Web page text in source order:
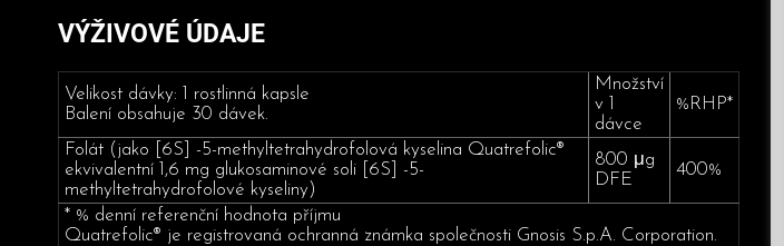
VÝŽIVOVÉ ÚDAJE
Velikost dávky: 1 rostlinná kapsle
Balení obsahuje 30 dávek.
Množství
v 1
dávce
%RHP*
Folát (jako [6S] -5-methyltetrahydrofolová kyselina Quatrefolic®
ekvivalentní 1,6 mg glukosaminové soli [6S] -5-
methyltetrahydrofolové kyseliny)
800 μg
DFE
400%
* % denní referenční hodnota příjmu
Quatrefolic® je registrovaná ochranná známka společnosti Gnosis S.p.A. Corporation.